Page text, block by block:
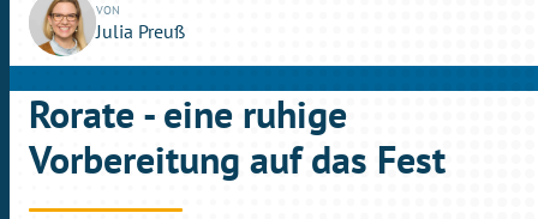
VON
Julia Preuß
Rorate - eine ruhige
Vorbereitung auf das Fest